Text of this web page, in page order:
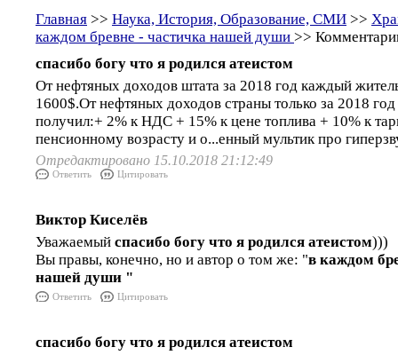
Главная >> Наука, История, Образование, СМИ >>
каждом бревне - частичка нашей души >>
спасибо богу что я родился атеистом
От нефтяных доходов штата за 2018 год каждый
1600$.От нефтяных доходов страны только за 2018
получил:+ 2% к НДС + 15% к цене топлива + 10% к
пенсионному возрасту и о...енный мультик про
Отредактировано 15.10.2018 21:12:49
Ответить Цитировать
Виктор Киселёв
Уважаемый спасибо богу что я родился атеистом)))
Вы правы, конечно, но и автор о том же: "в каждом
нашей души "
Ответить Цитировать
спасибо богу что я родился атеистом